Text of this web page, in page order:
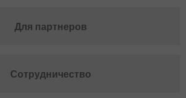
Для партнеров
Сотрудничество